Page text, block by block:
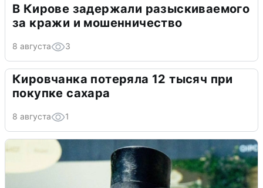
В Кирове задержали разыскиваемого
за кражи и мошенничество
8 августа 3
Кировчанка потеряла 12 тысяч при
покупке сахара
8 августа 1